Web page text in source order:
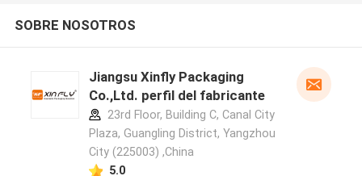
SOBRE NOSOTROS
Jiangsu Xinfly Packaging
Co.,Ltd. perfil del fabricante
23rd Floor, Building C, Canal City
Plaza, Guangling District, Yangzhou
City (225003) ,China
5.0